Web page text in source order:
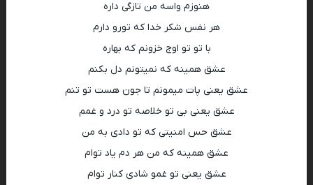
هنوزم واسه من تازگی داره
هر نفس شکر خدا که تورو دارم
با تو تو اوج خزونم که بهاره
عشق همینه که نمیتونم دل بکنم
عشق یعنی پات میمونم تا جون هست تو تنم
عشق یعنی بی تو خلاصه تو درد و غمم
عشق حس امنیتی که تو دادی به من
عشق همینه که من هر دم یاد توام
عشق یعنی تو غمو شادی کنار توام